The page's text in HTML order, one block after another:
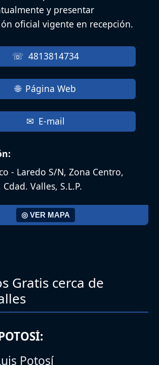
y presentar
oficial vigente en recepción.
4813814734
Página Web
E-mail
- Laredo S/N, Zona Centro,
Cdad. Valles, S.L.P.
◎ VER MAPA
Gratis cerca de
Potosí